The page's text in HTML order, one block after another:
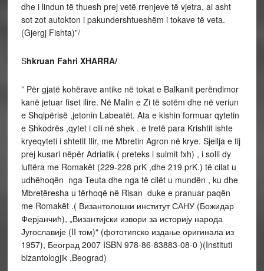
dhe i lindun të thuesh prej vetë rrenjeve të vjetra, ai asht
sot zot autokton i pakundershtueshëm i tokave të veta.
(Gjergj Fishta)”/
Shkruan Fahri XHARRA/
” Për gjatë kohërave antike në tokat e Balkanit perëndimor
kanë jetuar fiset ilire. Në Malin e Zi të sotëm dhe në veriun
e Shqipërisë ,jetonin Labeatët. Ata e kishin formuar qytetin
e Shkodrës ,qytet i cili në shek . e tretë para Krishtit ishte
kryeqyteti i shtetit Ilir, me Mbretin Agron në krye. Sjellja e tij
prej kusari nëpër Adriatik ( preteks i sulmit fxh) , i solli dy
luftëra me Romakët (229-228 prK ,dhe 219 prK.) të cilat u
udhëhoqën nga Teuta dhe nga të cilët u mundën , ku dhe
Mbretëresha u tërhoqë në Risan duke e pranuar paqën
me Romakët .( Византолошки институт САНУ (Божидар
Ферјанчић), „Византијски извори за историју народа
Југославије (II том)“ (фототипско издање оригинала из
1957), Београд 2007 ISBN 978-86-83883-08-0 )(Instituti
bizantologjik ,Beograd)